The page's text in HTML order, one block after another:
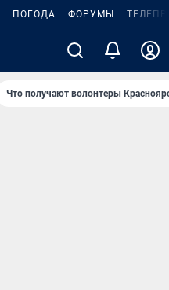
ПОГОДА ФОРУМЫ
Что получают волонтеры